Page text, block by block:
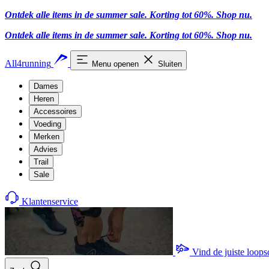
Ontdek alle items in de summer sale. Korting tot 60%. Shop nu.
Ontdek alle items in de summer sale. Korting tot 60%. Shop nu.
All4running Menu openen Sluiten
Dames
Heren
Accessoires
Voeding
Merken
Advies
Trail
Sale
Klantenservice
Vind de juiste